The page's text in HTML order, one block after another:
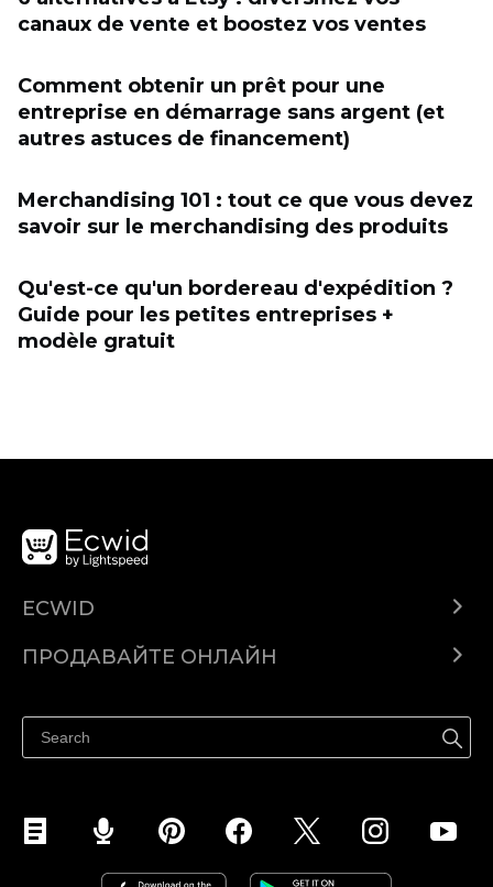
canaux de vente et boostez vos ventes
Comment obtenir un prêt pour une
entreprise en démarrage sans argent (et
autres astuces de financement)
Merchandising 101 : tout ce que vous devez
savoir sur le merchandising des produits
Qu'est-ce qu'un bordereau d'expédition ?
Guide pour les petites entreprises +
modèle gratuit
ECWID
Помощен център
ПРОДАВАЙТЕ ОНЛАЙН
Продавайте във Facebook
Продавайте в Instagram